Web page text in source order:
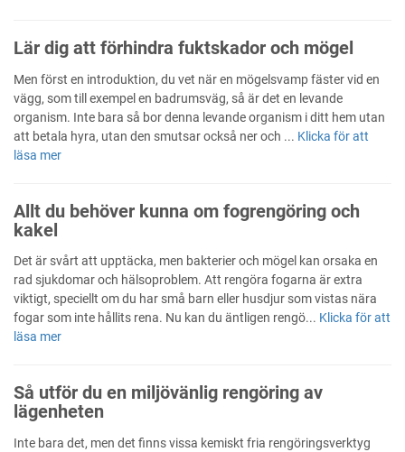
Lär dig att förhindra fuktskador och mögel
Men först en introduktion, du vet när en mögelsvamp fäster vid en
vägg, som till exempel en badrumsväg, så är det en levande
organism. Inte bara så bor denna levande organism i ditt hem utan
att betala hyra, utan den smutsar också ner och ... Klicka för att
läsa mer
Allt du behöver kunna om fogrengöring och
kakel
Det är svårt att upptäcka, men bakterier och mögel kan orsaka en
rad sjukdomar och hälsoproblem. Att rengöra fogarna är extra
viktigt, speciellt om du har små barn eller husdjur som vistas nära
fogar som inte hållits rena. Nu kan du äntligen rengö... Klicka för att
läsa mer
Så utför du en miljövänlig rengöring av
lägenheten
Inte bara det, men det finns vissa kemiskt fria rengöringsverktyg